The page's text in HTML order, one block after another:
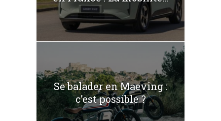
Se balader en Maeving :
c’est possible ?